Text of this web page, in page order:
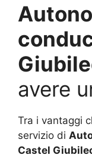
avere
Tra i vantaggi
servizio di
Castel